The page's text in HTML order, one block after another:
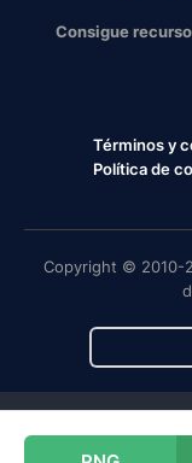
Consigue
Términos y
Política de
Copyright © 2010-